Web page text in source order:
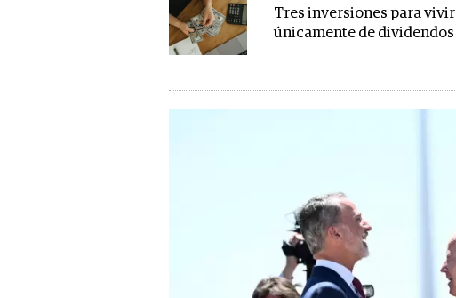
Tres inversiones para vivir
únicamente de dividendos